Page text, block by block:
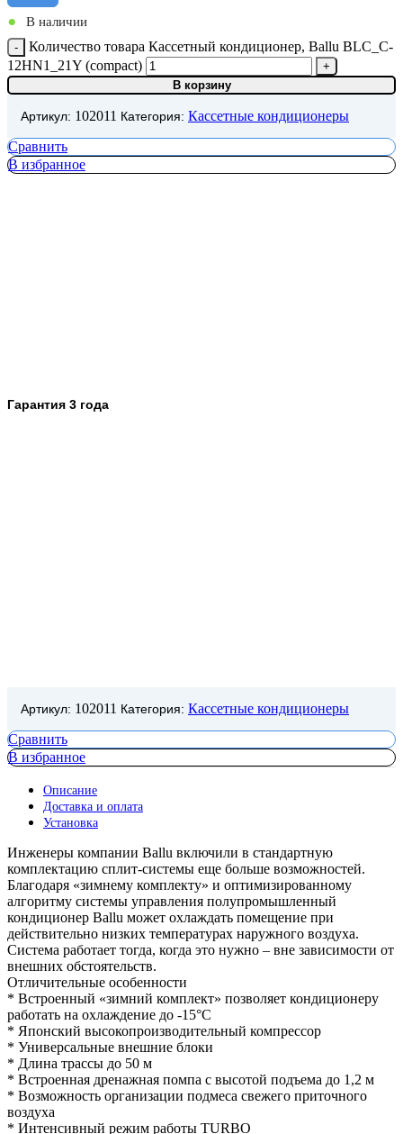
• В наличии
Количество товара Кассетный кондиционер, Ballu BLC_C-
12HN1_21Y (compact)
В корзину
Артикул: 102011 Категория: Кассетные кондиционеры
Сравнить
В избранное
Гарантия 3 года
Артикул: 102011 Категория: Кассетные кондиционеры
Сравнить
В избранное
Описание
Доставка и оплата
Установка
Инженеры компании Ballu включили в стандартную
комплектацию сплит-системы еще больше возможностей.
Благодаря «зимнему комплекту» и оптимизированному
алгоритму системы управления полупромышленный
кондиционер Ballu может охлаждать помещение при
действительно низких температурах наружного воздуха.
Система работает тогда, когда это нужно – вне зависимости от
внешних обстоятельств.
Отличительные особенности
* Встроенный «зимний комплект» позволяет кондиционеру
работать на охлаждение до -15°С
* Японский высокопроизводительный компрессор
* Универсальные внешние блоки
* Длина трассы до 50 м
* Встроенная дренажная помпа с высотой подъема до 1,2 м
* Возможность организации подмеса свежего приточного
воздуха
* Интенсивный режим работы TURBO